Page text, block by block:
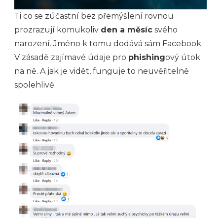
Ti co se zúčastní bez přemýšlení rovnou
prozrazují komukoliv den a měsíc svého
narození. Jméno k tomu dodává sám Facebook.
V zásadě zajímavé údaje pro phishingový útok
na ně. A jak je vidět, funguje to neuvěřitelně
spolehlivě.